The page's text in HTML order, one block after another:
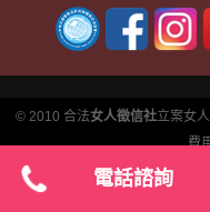
電話諮詢
© 2010 合法女人徵信社立案女
費